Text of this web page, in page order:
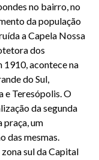
no bairro, no
da população
a Capela Nossa
dos
1910, acontece na
do Sul,
e Teresópolis. O
da segunda
praça, um
das mesmas.
sul da Capital